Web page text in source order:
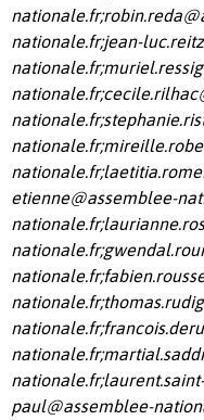
nationale.fr;
nationale.fr;jean-
nationale.fr;
nationale.fr;
nationale.fr;
nationale.fr;
nationale.fr;
etienne@assemblee-
nationale.fr;
nationale.fr;
nationale.fr;
nationale.fr;
nationale.fr;
nationale.fr;
nationale.fr;
paul@assemblee-